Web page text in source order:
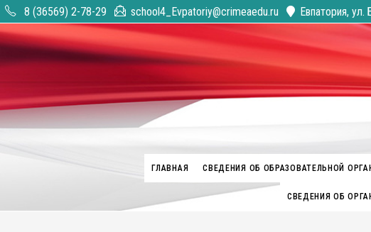
Перейти
содержимому
8 (36569) 2-78-29 school4_Evpatoriy@crimeaedu.ru Евпатория, ул.
ГЛАВНАЯ СВЕДЕНИЯ ОБ ОБРАЗОВАТЕЛЬНОЙ
СВЕДЕНИЯ ОБ